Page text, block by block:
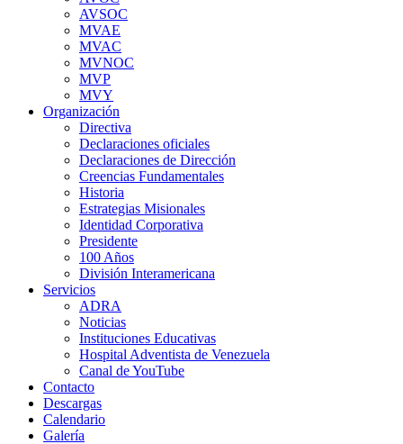
AVSOC
MVAE
MVAC
MVNOC
MVP
MVY
Organización
Directiva
Declaraciones oficiales
Declaraciones de Dirección
Creencias Fundamentales
Historia
Estrategias Misionales
Identidad Corporativa
Presidente
100 Años
División Interamericana
Servicios
ADRA
Noticias
Instituciones Educativas
Hospital Adventista de Venezuela
Canal de YouTube
Contacto
Descargas
Calendario
Galería